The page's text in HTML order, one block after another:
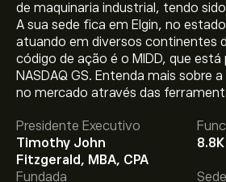
de maquinaria industrial, tendo
A sua sede fica em Elgin, no
atuando em diversos continentes
código de ação é o MIDD, que está
NASDAQ GS. Entenda mais sobre
no mercado através das
Presidente Executivo
Timothy John
Fitzgerald, MBA, CPA
8.8K
Fundada
Sede
O preço atual da MIDD.US é 134.50‎$‎.
O preço médio alvo para Middleby
Adira jána eToro para previsões
e metas de preço.